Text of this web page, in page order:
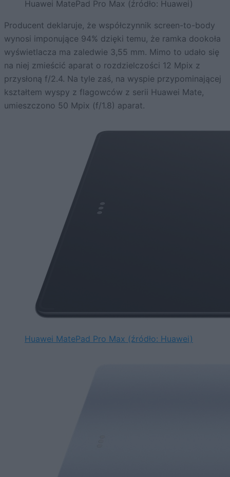
Huawei MatePad Pro Max (źródło: Huawei)
Producent deklaruje, że współczynnik screen-to-body
wynosi imponujące 94% dzięki temu, że ramka dookoła
wyświetlacza ma zaledwie 3,55 mm. Mimo to udało się
na niej zmieścić aparat o rozdzielczości 12 Mpix z
przysłoną f/2.4. Na tyle zaś, na wyspie przypominającej
kształtem wyspy z flagowców z serii Huawei Mate,
umieszczono 50 Mpix (f/1.8) aparat.
Huawei MatePad Pro Max (źródło: Huawei)